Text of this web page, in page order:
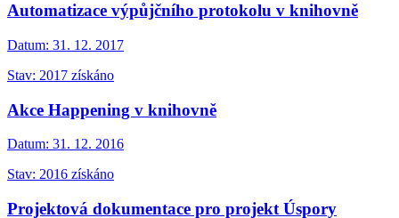
Automatizace výpůjčního protokolu v knihovně
Datum: 31. 12. 2017
Stav: 2017 získáno
Akce Happening v knihovně
Datum: 31. 12. 2016
Stav: 2016 získáno
Projektová dokumentace pro projekt Úspory